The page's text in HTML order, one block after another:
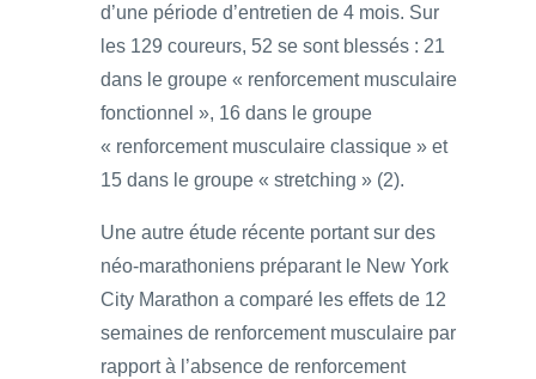
d’une période d’entretien de 4 mois. Sur
les 129 coureurs, 52 se sont blessés : 21
dans le groupe « renforcement musculaire
fonctionnel », 16 dans le groupe
« renforcement musculaire classique » et
15 dans le groupe « stretching » (2).
Une autre étude récente portant sur des
néo-marathoniens préparant le New York
City Marathon a comparé les effets de 12
semaines de renforcement musculaire par
rapport à l’absence de renforcement